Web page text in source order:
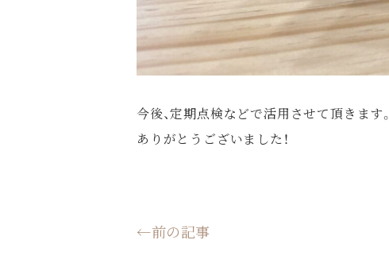
今後、定期点検などで活用させて頂きます。
ありがとうございました！
←前の記事